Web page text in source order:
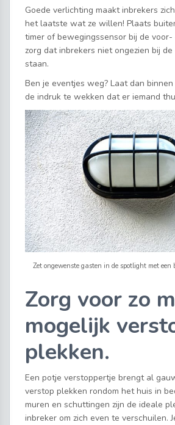
Goede verlichting maakt inbrekers
het laatste wat ze willen! Plaats
timer of bewegingssensor bij de
zorg dat inbrekers niet ongezien bij
staan.
Ben je eventjes weg? Laat dan
de indruk te wekken dat er iemand
Zet ongewenste gasten in de spotlight met
Zorg voor zo
mogelijk
plekken.
Een potje verstoppertje brengt al
verstop plekken rondom het huis in
muren en schuttingen zijn de ideale
inbreker om zich even te verschuilen.